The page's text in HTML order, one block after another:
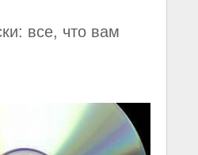
все, что вам